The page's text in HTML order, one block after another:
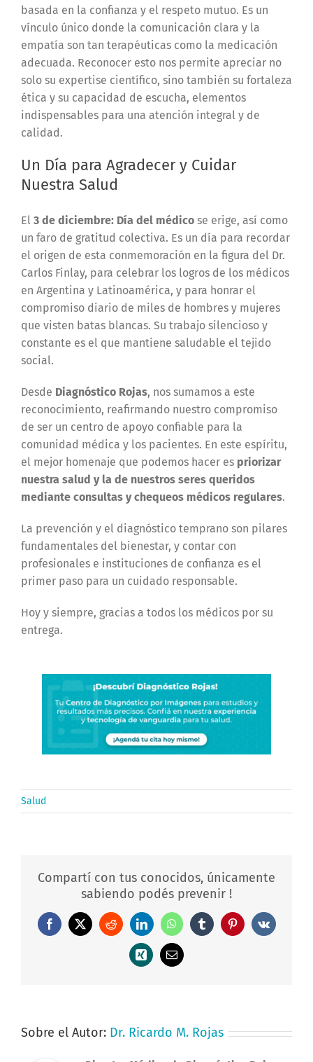
basada en la confianza y el respeto mutuo. Es un
vínculo único donde la comunicación clara y la
empatía son tan terapéuticas como la medicación
adecuada. Reconocer esto nos permite apreciar no
solo su expertise científico, sino también su fortaleza
ética y su capacidad de escucha, elementos
indispensables para una atención integral y de
calidad.
Un Día para Agradecer y Cuidar
Nuestra Salud
El 3 de diciembre: Día del médicose erige, así como
un faro de gratitud colectiva. Es un día para recordar
el origen de esta conmemoración en la figura del Dr.
Carlos Finlay, para celebrar los logros de los médicos
en Argentina y Latinoamérica, y para honrar el
compromiso diario de miles de hombres y mujeres
que visten batas blancas. Su trabajo silencioso y
constante es el que mantiene saludable el tejido
social.
Desde Diagnóstico Rojas, nos sumamos a este
reconocimiento, reafirmando nuestro compromiso
de ser un centro de apoyo confiable para la
comunidad médica y los pacientes. En este espíritu,
el mejor homenaje que podemos hacer es priorizar
nuestra salud y la de nuestros seres queridos
mediante consultas y chequeos médicos regulares.
La prevención y el diagnóstico temprano son pilares
fundamentales del bienestar, y contar con
profesionales e instituciones de confianza es el
primer paso para un cuidado responsable.
Hoy y siempre, gracias a todos los médicos por su
entrega.
Salud
Compartí con tus conocidos, únicamente
sabiendo podés prevenir !
Facebook
X RedditLinkedInWhatsAppTumblrPinterestVk
Xing
Correo
Sobre el Autor: Dr. Ricardo M. Rojas